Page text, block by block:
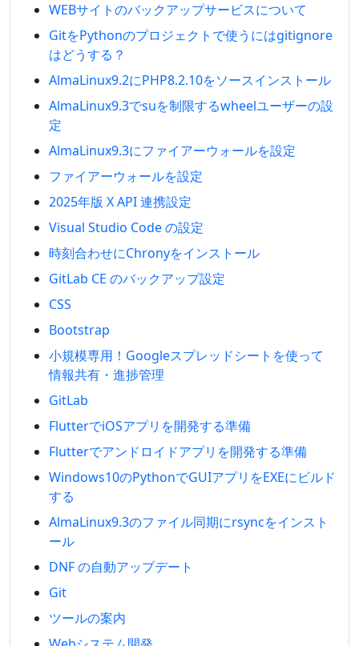
WEBサイトのバックアップサービスについて
GitをPythonのプロジェクトで使うにはgitignore
はどうする？
AlmaLinux9.2にPHP8.2.10をソースインストール
AlmaLinux9.3でsuを制限するwheelユーザーの設
定
AlmaLinux9.3にファイアーウォールを設定
ファイアーウォールを設定
2025年版 X API 連携設定
Visual Studio Code の設定
時刻合わせにChronyをインストール
GitLab CE のバックアップ設定
CSS
Bootstrap
小規模専用！Googleスプレッドシートを使って
情報共有・進捗管理
GitLab
FlutterでiOSアプリを開発する準備
Flutterでアンドロイドアプリを開発する準備
Windows10のPythonでGUIアプリをEXEにビルド
する
AlmaLinux9.3のファイル同期にrsyncをインスト
ール
DNF の自動アップデート
Git
ツールの案内